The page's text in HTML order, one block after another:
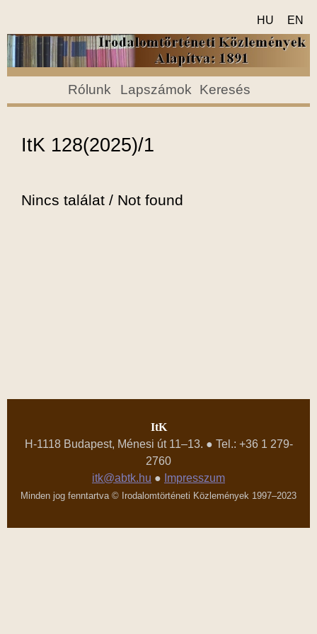
HU EN
Rólunk Lapszámok Keresés
ItK 128(2025)/1
Nincs találat / Not found
ItK
H-1118 Budapest, Ménesi út 11–13. ● Tel.: +36 1 279-
2760
itk@abtk.hu ● Impresszum
Minden jog fenntartva © Irodalomtörténeti Közlemények 1997–2023